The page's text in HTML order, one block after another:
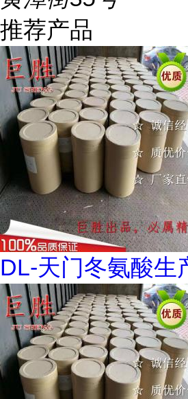
推荐产品
DL-天门冬氨酸生